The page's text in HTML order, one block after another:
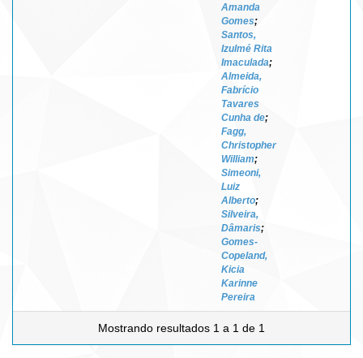
Amanda
Gomes;
Santos,
Izulmé Rita
Imaculada;
Almeida,
Fabrício
Tavares
Cunha de;
Fagg,
Christopher
William;
Simeoni,
Luiz
Alberto;
Silveira,
Dâmaris;
Gomes-
Copeland,
Kicia
Karinne
Pereira
Mostrando resultados 1 a 1 de 1